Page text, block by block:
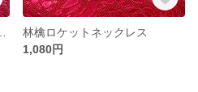
林檎ロケットネックレス
1,080円